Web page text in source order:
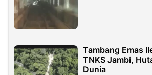
Tambang Emas
TNKS Jambi,
Dunia